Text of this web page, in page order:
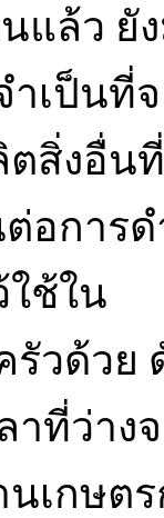
แล้ว ยั
ำเป็นที่
ตสิ่งอื่นที่
อการด
ใช้ใน
รัวด้วย
าที่ว่าง
นเกษต